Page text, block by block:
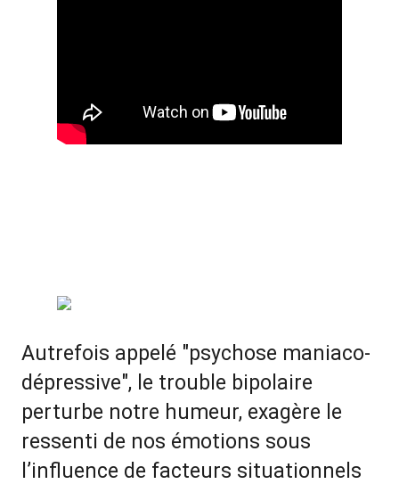
Autrefois appelé "psychose maniaco-
dépressive", le trouble bipolaire
perturbe notre humeur, exagère le
ressenti de nos émotions sous
l’influence de facteurs situationnels